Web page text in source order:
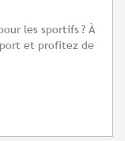
les sportifs ? À
et profitez de